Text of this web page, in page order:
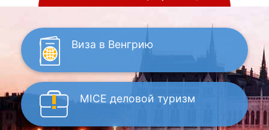
Виза в Венгрию
MICE деловой туризм